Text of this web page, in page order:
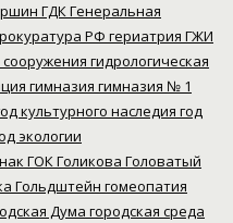
ГДКГенеральная
РФ гериатрия ГЖИ
гидрологическая
гимназия гимназия № 1
культурного наследия год
экологии
ГОКГоликова Головатый
Гольдштейн гомеопатия
Дума городская среда